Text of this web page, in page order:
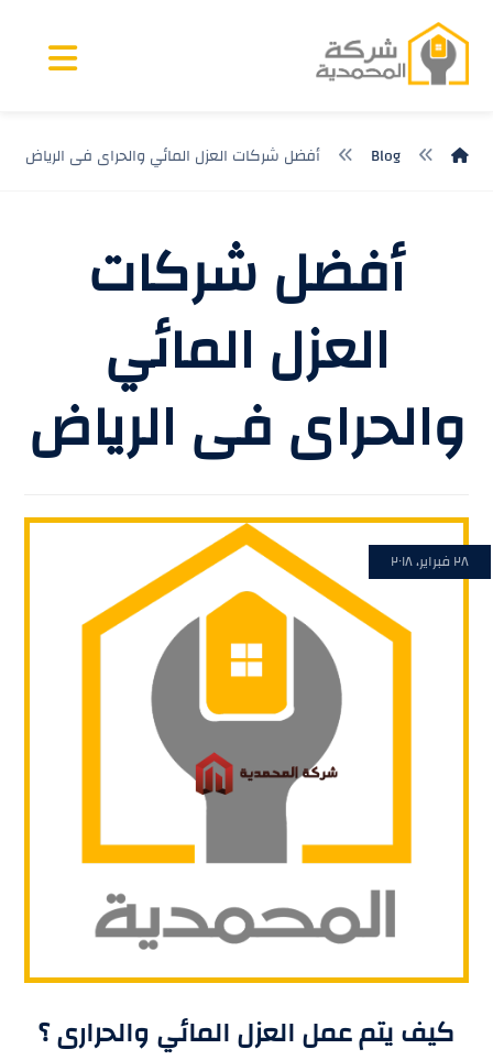
Blog أفضل شركات العزل المائي والحراى فى الرياض
أفضل شركات
العزل المائي
والحراى فى الرياض
كيف يتم عمل العزل المائي والحرارى ؟
٢٨ فبراير، ٢٠١٨